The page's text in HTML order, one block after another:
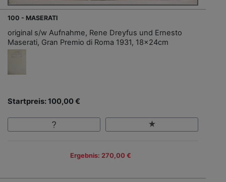
100 - MASERATI
original s/w Aufnahme, Rene Dreyfus und Ernesto
Maserati, Gran Premio di Roma 1931, 18x24cm
Startpreis: 100,00 €
Ergebnis: 270,00 €